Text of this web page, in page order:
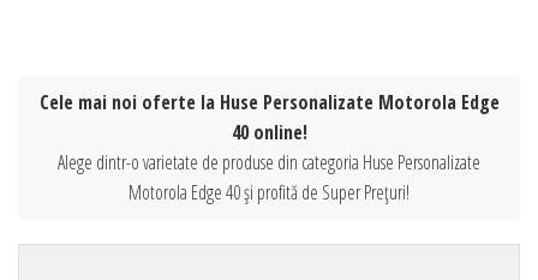
Cele mai noi oferte la Huse Personalizate Motorola Edge
40 online!
Alege dintr-o varietate de produse din categoria Huse Personalizate
Motorola Edge 40 și profită de Super Prețuri!